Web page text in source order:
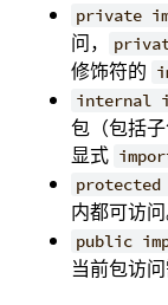
private
问，
修饰符的
internal
包（包括
显式
内都可访
public
当前包访